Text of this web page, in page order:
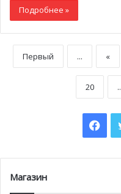
Подробнее »
Первый ... «
20
Магазин